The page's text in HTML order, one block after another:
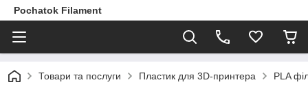
Pochatok Filament
Товари та послуги Пластик для 3D-принтера PLA